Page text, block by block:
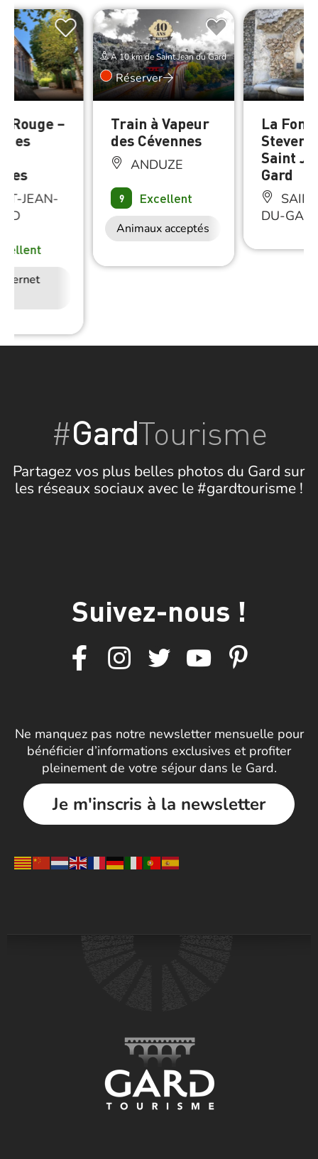
Rouge –
des
JEAN-
À 10 km de Saint Jean du Gard
Réserver
Train à Vapeur
des Cévennes
ANDUZE
9 Excellent
Animaux acceptés
La
Saint
Gard
DU-
#GardTourisme
Partagez vos plus belles photos du Gard sur
les réseaux sociaux avec le #gardtourisme !
Suivez-nous !
Ne manquez pas notre newsletter mensuelle pour
bénéficier d’informations exclusives et profiter
pleinement de votre séjour dans le Gard.
Je m'inscris à la newsletter